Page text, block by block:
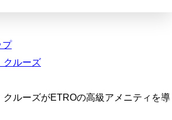
プ
クルーズ
クルーズがETROの高級アメニティを導